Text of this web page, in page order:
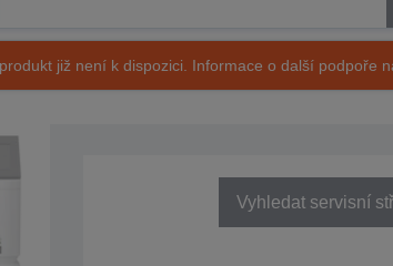
již není k dispozici. Informace o další podpoře
Vyhledat servisní